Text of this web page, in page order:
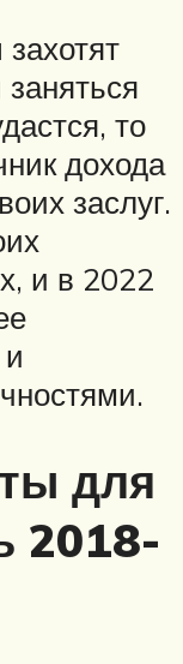
то
дохода
заслуг.
и в 2022
для
2018-